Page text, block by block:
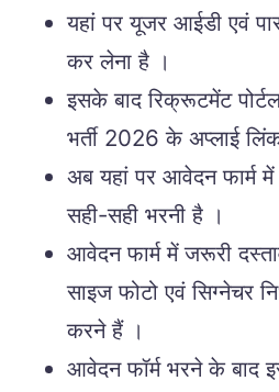
यहां पर यूजर आईडी एवं
कर लेना है ।
इसके बाद रिक्रूटमेंट
भर्ती 2026 के अप्लाई
अब यहां पर आवेदन फार्म में
सही-सही भरनी है ।
आवेदन फार्म में जरूरी
साइज फोटो एवं सिग्नेचर
करने हैं ।
आवेदन फॉर्म भरने के बाद